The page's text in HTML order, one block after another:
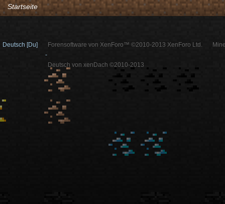
Startseite
Deutsch [Du]
Forensoftware von XenForo™ ©2010-2013 XenForo Ltd.
-
Deutsch von xenDach ©2010-2013